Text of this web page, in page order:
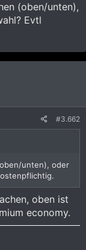
(oben/unten),
Evtl
#3.662
unten), oder
oben ist
economy.